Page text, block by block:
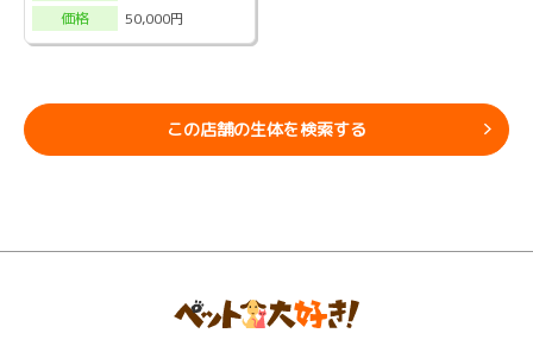
価格
50,000円
この店舗の生体を検索する